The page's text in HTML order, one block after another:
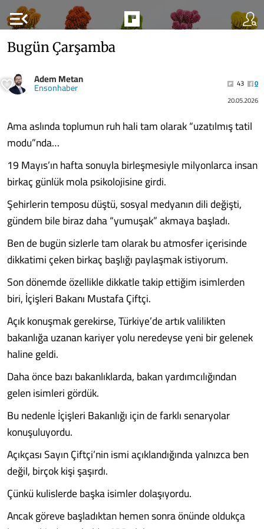
menu_open
Bugün Çarşamba
Adem Metan
Ensonhaber 43
0
20.05.2026
Ama aslında toplumun ruh hali tam olarak “uzatılmış tatil
modu”nda…
19 Mayıs’ın hafta sonuyla birleşmesiyle milyonlarca insan
birkaç günlük mola psikolojisine girdi.
Şehirlerin temposu düştü, sosyal medyanın dili değişti,
gündem bile biraz daha “yumuşak” akmaya başladı.
Ben de bugün sizlerle tam olarak bu atmosfer içerisinde
dikkatimi çeken birkaç başlığı paylaşmak istiyorum.
Son dönemde özellikle dikkatle takip ettiğim isimlerden
biri, İçişleri Bakanı Mustafa Çiftçi.
Açık konuşmak gerekirse, Türkiye’de artık valilikten
bakanlığa uzanan kariyer yolu neredeyse yeni bir gelenek
haline geldi.
Daha önce bazı bakanlıklarda, bakan yardımcılığından
gelen isimleri gördük.
Bu nedenle İçişleri Bakanlığı için de farklı senaryolar
konuşuluyordu.
Açıkçası Sayın Çiftçi’nin ismi açıklandığında yalnızca ben
değil, birçok kişi şaşırdı.
Çünkü kulislerde başka isimler dolaşıyordu.
Ancak göreve başladıktan hemen sonra önünde oldukça